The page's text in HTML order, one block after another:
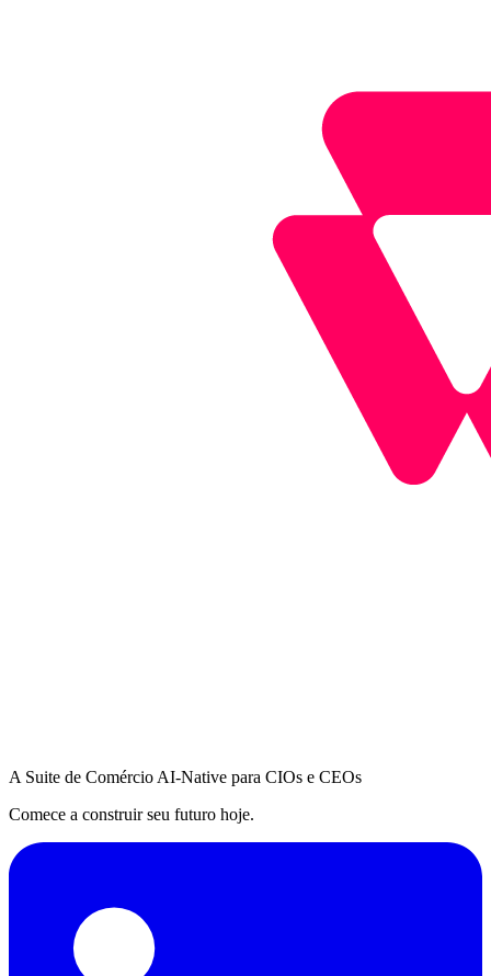
A Suite de Comércio AI-Native para CIOs e CEOs
Comece a construir seu futuro hoje.